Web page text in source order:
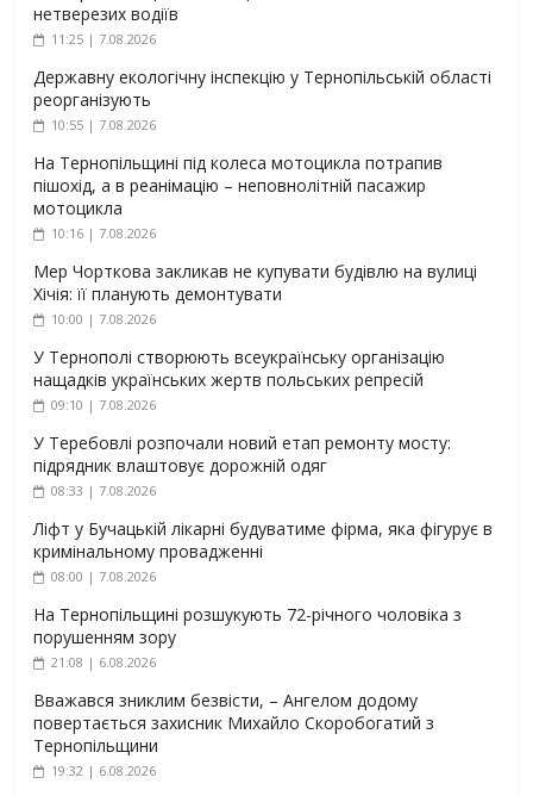
нетверезих водіїв
11:25 | 7.08.2026
Державну екологічну інспекцію у Тернопільській області
реорганізують
10:55 | 7.08.2026
На Тернопільщині під колеса мотоцикла потрапив
пішохід, а в реанімацію – неповнолітній пасажир
мотоцикла
10:16 | 7.08.2026
Мер Чорткова закликав не купувати будівлю на вулиці
Хічія: її планують демонтувати
10:00 | 7.08.2026
У Тернополі створюють всеукраїнську організацію
нащадків українських жертв польських репресій
09:10 | 7.08.2026
У Теребовлі розпочали новий етап ремонту мосту:
підрядник влаштовує дорожній одяг
08:33 | 7.08.2026
Ліфт у Бучацькій лікарні будуватиме фірма, яка фігурує в
кримінальному провадженні
08:00 | 7.08.2026
На Тернопільщині розшукують 72-річного чоловіка з
порушенням зору
21:08 | 6.08.2026
Вважався зниклим безвісти, – Ангелом додому
повертається захисник Михайло Скоробогатий з
Тернопільщини
19:32 | 6.08.2026